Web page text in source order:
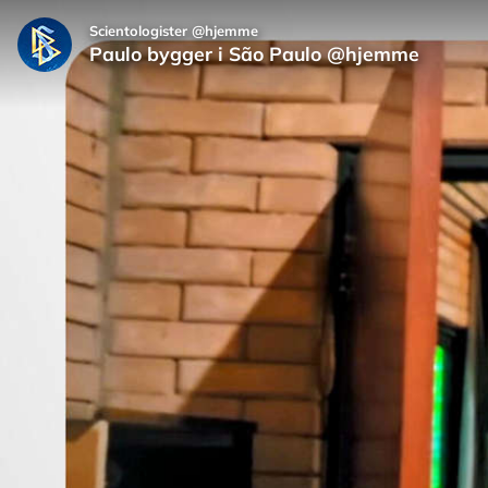
Scientologister @hjemme
Paulo bygger i São Paulo @hjemme